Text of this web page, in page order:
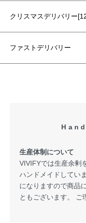
クリスマスデリバリー
ファストデリバリー
生産体制について
VIVIFYでは生産余剰
ハンドメイドしてい
になりますので商品
ともございます。 ご